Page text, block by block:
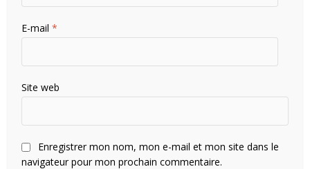
E-mail*
Site web
Enregistrer mon nom, mon e-mail et mon site dans le
navigateur pour mon prochain commentaire.